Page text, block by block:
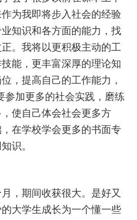
为我即将步入社会的经验
知识和各方面的能力，找
。我将以更积极主动的工
能，更丰富深厚的理论知
，提高自己的工作能力，
参加更多的社会实践，磨练
使自己体会社会更多方
在学校学会更多的书面专
识。
，期间收获很大。是好又
大学生成长为一个懂一些